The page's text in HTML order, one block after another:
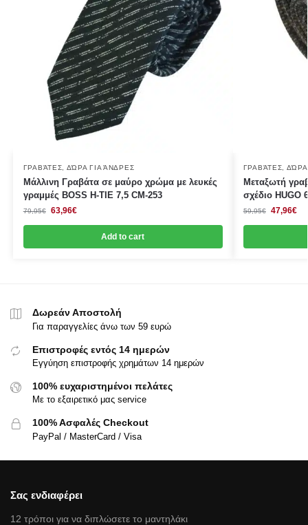
ΓΡΑΒΆΤΕΣ ΔΏΡΑ ΓΙΑ ΆΝΔΡΕΣ
Μάλλινη Γραβάτα σε μαύρο χρώμα με λευκές
γραμμές BOSS Η-ΤΙΕ 7,5 CΜ-253
79,95€ 63,96€
Add to cart
ΓΡΑΒΆΤΕΣ ΔΏΡΑ
Μεταξωτή
σχέδιο HUGO
59,95€ 47,96€
Δωρεάν Αποστολή
Για παραγγελίες άνω των 59 ευρώ
Επιστροφές εντός 14 ημερών
Εγγύηση επιστροφής χρημάτων 14 ημερών
100% ευχαριστημένοι πελάτες
Με το εξαιρετικό μας service
100% Ασφαλές Checkout
PayPal / MasterCard / Visa
Σας ενδιαφέρει
12 τρόποι για να διπλώσετε το μαντηλάκι